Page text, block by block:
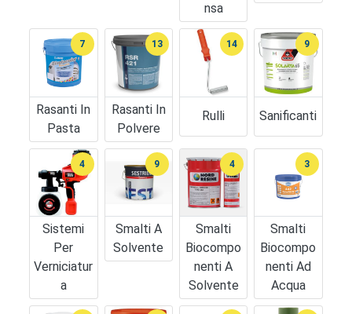
Nsa
Rasanti In
Pasta
7
Rasanti In
Polvere
13
Rulli
14
Sanificanti
9
Sistemi
Per
Verniciatur
A
4
Smalti A
Solvente
9
Smalti
Biocompo
Nenti A
Solvente
4
Smalti
Biocompo
Nenti Ad
Acqua
3